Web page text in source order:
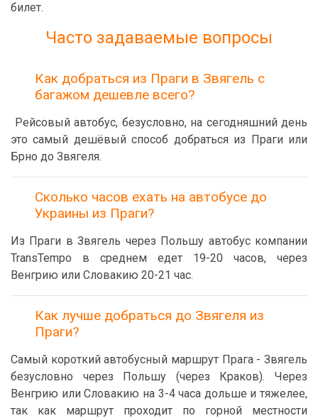
билет.
Часто задаваемые вопросы
Как добраться из Праги в Звягель с
багажом дешевле всего?
Рейсовый автобус, безусловно, на сегодняшний день
это самый дешёвый способ добраться из Праги или
Брно до Звягеля.
Сколько часов ехать на автобусе до
Украины из Праги?
Из Праги в Звягель через Польшу автобус компании
TransTempo в среднем едет 19-20 часов, через
Венгрию или Словакию 20-21 час.
Как лучше добраться до Звягеля из
Праги?
Самый короткий автобусный маршрут Прага - Звягель
безусловно через Польшу (через Краков). Через
Венгрию или Словакию на 3-4 часа дольше и тяжелее,
так как маршрут проходит по горной местности